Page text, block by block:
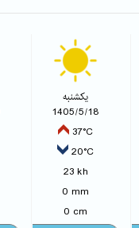
یکشنبه
1405/5/18
37°C
20°C
23 kh
0 mm
0 cm